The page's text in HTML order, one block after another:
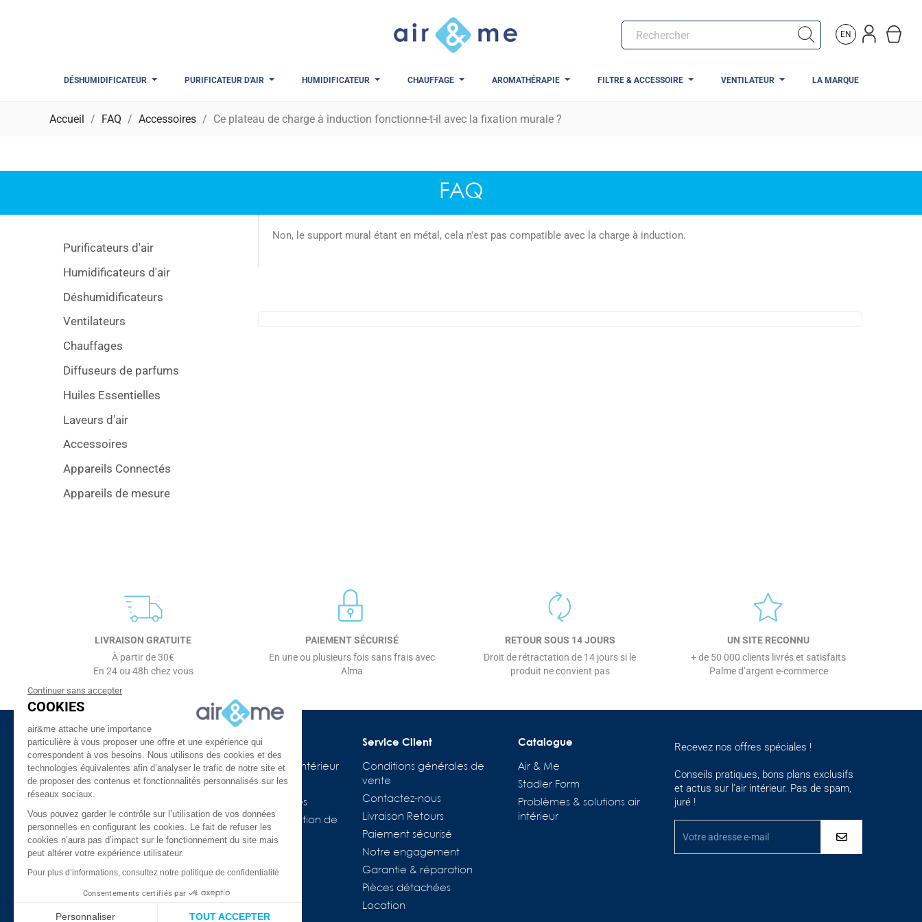
EN
DÉSHUMIDIFICATEUR PURIFICATEUR D'AIR HUMIDIFICATEUR CHAUFFAGE AROMATHÉRAPIE FILTRE & ACCESSOIRE VENTILATEUR LA MARQUE
Accueil FAQ Accessoires Ce plateau de charge à induction fonctionne-t-il avec la fixation murale ?
FAQ
Purificateurs d'air
Humidificateurs d'air
Déshumidificateurs
Ventilateurs
Chauffages
Diffuseurs de parfums
Huiles Essentielles
Laveurs d'air
Accessoires
Appareils Connectés
Appareils de mesure
Non, le support mural étant en métal, cela n'est pas compatible avec la charge à induction.
LIVRAISON GRATUITE
À partir de 30€
En 24 ou 48h chez vous
PAIEMENT SÉCURISÉ
En une ou plusieurs fois sans frais avec
Alma
RETOUR SOUS 14 JOURS
Droit de rétractation de 14 jours si le
produit ne convient pas
UN SITE RECONNU
+ de 50 000 clients livrés et satisfaits
Palme d’argent e-commerce
à propos d'air&me
La société
Air&me dans la presse
Avis Clients ★★★★★
Qui sommes-nous ?
Mentions légales
Confidentialité et données
personnelles
Besoin d'aide ?
Nos guides de l'air intérieur
Lexique
Appareils connectés
COVID-19 & purification de
Meilleures ventes
FAQ
Service Client
Conditions générales de
vente
Contactez-nous
Livraison Retours
Paiement sécurisé
Notre engagement
Garantie & réparation
Pièces détachées
Location
Catalogue
Air & Me
Stadler Form
Problèmes & solutions air
intérieur
Recevez nos offres spéciales !
Conseils pratiques, bons plans exclusifs
et actus sur l’air intérieur. Pas de spam,
juré !
Continuer sans accepter
COOKIES
air&me attache une importance
particulière à vous proposer une offre et une expérience qui
correspondent à vos besoins. Nous utilisons des cookies et des
technologies équivalentes afin d’analyser le trafic de notre site et
de proposer des contenus et fonctionnalités personnalisés sur les
réseaux sociaux.
Vous pouvez garder le contrôle sur l’utilisation de vos données
personnelles en configurant les cookies. Le fait de refuser les
cookies n’aura pas d’impact sur le fonctionnement du site mais
peut altérer votre expérience utilisateur.
Pour plus d’informations, consultez notre politique de confidentialité
Consentements certifiés par
Personnaliser TOUT ACCEPTER